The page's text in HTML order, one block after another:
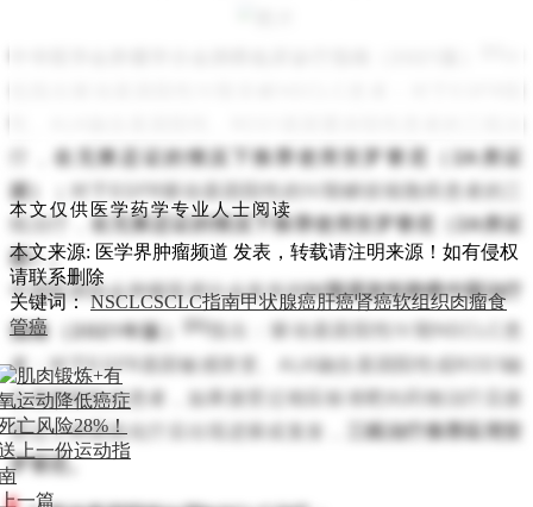
在无禁忌证的情况下推荐使用安罗替尼（2A类证
据）；
对于EGFR驱动基因阳性的Ⅳ期鳞状细胞癌患者的三
线治疗， 在无禁忌证的情况下推荐使用安罗替尼（2A类证
据）。
中国医师协会肿瘤医师分会发布的Ⅳ期原发性肺癌中国治疗
指南（2021年版）
[3]指出：驱动基因阳性Ⅳ期NSCLC患
者：对于EGFR基因敏感突变、ALK融合基因阳性或ROS1融
合基因阳性的患者，如果接受过相应标准靶向药物治疗且接
受过２种系统化疗后出现进展或复发，
三线治疗推荐应用安
罗替尼。
本文仅供医学药学专业人士阅读
本文来源: 医学界肿瘤频道 发表，转载请注明来源！如有侵权
请联系删除
关键词： NSCLCSCLC指南甲状腺癌肝癌肾癌软组织肉瘤食
管癌
一篇